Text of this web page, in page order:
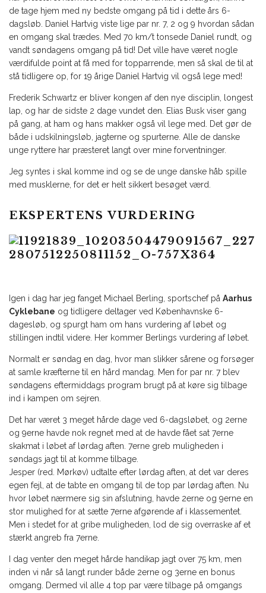
de tage hjem med ny bedste omgang på tid i dette års 6-
dagsløb. Daniel Hartvig viste lige par nr. 7, 2 og 9 hvordan sådan
en omgang skal trædes. Med 70 km/t tonsede Daniel rundt, og
vandt søndagens omgang på tid! Det ville have været nogle
værdifulde point at få med for topparrende, men så skal de til at
stå tidligere op, for 19 årige Daniel Hartvig vil også lege med!
Frederik Schwartz er bliver kongen af den nye disciplin, longest
lap, og har de sidste 2 dage vundet den. Elias Busk viser gang
på gang, at ham og hans makker også vil lege med. Det gør de
både i udskilningsløb, jagterne og spurterne. Alle de danske
unge ryttere har præsteret langt over mine forventninger.
Jeg syntes i skal komme ind og se de unge danske håb spille
med musklerne, for det er helt sikkert besøget værd.
EKSPERTENS VURDERING
Igen i dag har jeg fanget Michael Berling, sportschef på Aarhus
Cyklebane og tidligere deltager ved Københavnske 6-
dagesløb, og spurgt ham om hans vurdering af løbet og
stillingen indtil videre. Her kommer Berlings vurdering af løbet.
Normalt er søndag en dag, hvor man slikker sårene og forsøger
at samle kræfterne til en hård mandag. Men for par nr. 7 blev
søndagens eftermiddags program brugt på at køre sig tilbage
ind i kampen om sejren.
Det har været 3 meget hårde dage ved 6-dagsløbet, og 2erne
og 9erne havde nok regnet med at de havde fået sat 7erne
skakmat i løbet af lørdag aften. 7erne greb muligheden i
søndags jagt til at komme tilbage.
Jesper (red. Mørkøv) udtalte efter lørdag aften, at det var deres
egen fejl, at de tabte en omgang til de top par lørdag aften. Nu
hvor løbet nærmere sig sin afslutning, havde 2erne og 9erne en
stor mulighed for at sætte 7erne afgørende af i klassementet.
Men i stedet for at gribe muligheden, lod de sig overraske af et
stærkt angreb fra 7erne.
I dag venter den meget hårde handikap jagt over 75 km, men
inden vi når så langt runder både 2erne og 3erne en bonus
omgang. Dermed vil alle 4 top par være tilbage på omgangs